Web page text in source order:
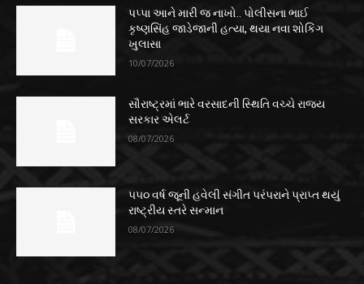
પપ્પા આને મારી જ નાખો.. પોલીસના ભાઈ
કૃષ્ણસિંહ જાડેજાની હત્યા, થયા નવા શોકિંગ
ખુલાસા
10/07/2026
સૌરાષ્ટ્રમાં ભારે વરસાદની સ્થિતિ વચ્ચે રાજ્ય
સરકાર એલર્ટ
08/07/2026
૫૫૦ વર્ષ જૂની હવેલી સંગીત પરંપરાને પ્રાપ્ત થયું
રાષ્ટ્રીય સ્તરે સન્માન
08/07/2026